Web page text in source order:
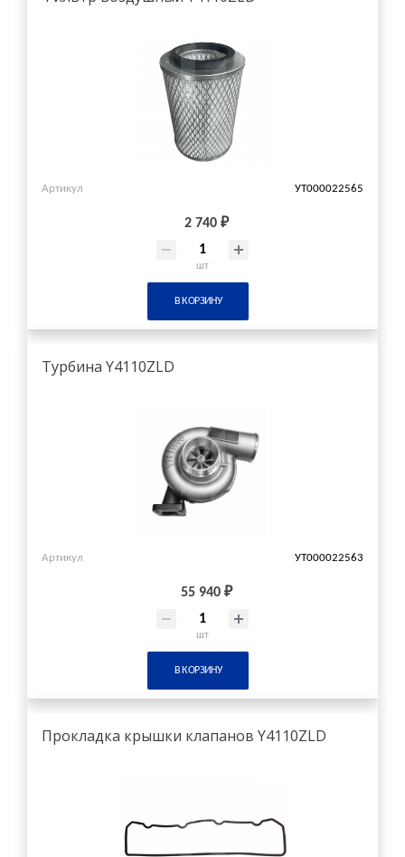
Артикул УТ000022565
2 740 ₽
шт
В КОРЗИНУ
Турбина Y4110ZLD
Артикул УТ000022563
55 940 ₽
шт
В КОРЗИНУ
Прокладка крышки клапанов Y4110ZLD